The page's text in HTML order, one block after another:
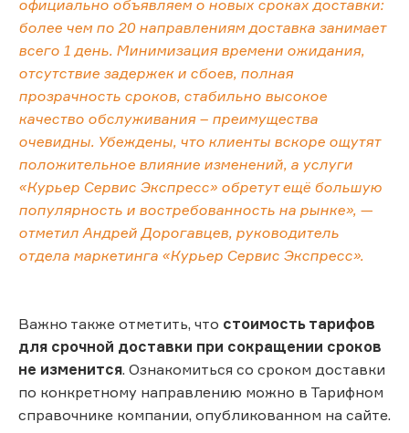
официально объявляем о новых сроках доставки:
более чем по 20 направлениям доставка занимает
всего 1 день. Минимизация времени ожидания,
отсутствие задержек и сбоев, полная
прозрачность сроков, стабильно высокое
качество обслуживания – преимущества
очевидны. Убеждены, что клиенты вскоре ощутят
положительное влияние изменений, а услуги
«Курьер Сервис Экспресс» обретут ещё большую
популярность и востребованность на рынке», —
отметил Андрей Дорогавцев, руководитель
отдела маркетинга «Курьер Сервис Экспресс».
Важно также отметить, что стоимость тарифов
для срочной доставки при сокращении сроков
не изменится. Ознакомиться со сроком доставки
по конкретному направлению можно в Тарифном
справочнике компании, опубликованном на сайте.